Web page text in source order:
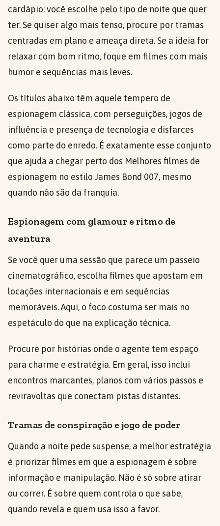
cardápio: você escolhe pelo tipo de noite que quer
ter. Se quiser algo mais tenso, procure por tramas
centradas em plano e ameaça direta. Se a ideia for
relaxar com bom ritmo, foque em filmes com mais
humor e sequências mais leves.
Os títulos abaixo têm aquele tempero de
espionagem clássica, com perseguições, jogos de
influência e presença de tecnologia e disfarces
como parte do enredo. É exatamente esse conjunto
que ajuda a chegar perto dos Melhores filmes de
espionagem no estilo James Bond 007, mesmo
quando não são da franquia.
Espionagem com glamour e ritmo de
aventura
Se você quer uma sessão que parece um passeio
cinematográfico, escolha filmes que apostam em
locações internacionais e em sequências
memoráveis. Aqui, o foco costuma ser mais no
espetáculo do que na explicação técnica.
Procure por histórias onde o agente tem espaço
para charme e estratégia. Em geral, isso inclui
encontros marcantes, planos com vários passos e
reviravoltas que conectam pistas distantes.
Tramas de conspiração e jogo de poder
Quando a noite pede suspense, a melhor estratégia
é priorizar filmes em que a espionagem é sobre
informação e manipulação. Não é só sobre atirar
ou correr. É sobre quem controla o que sabe,
quando revela e quem usa isso a favor.